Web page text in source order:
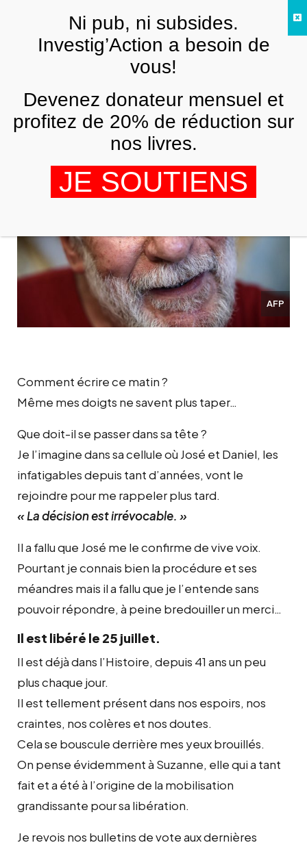
AFP
Les yeux mouillés
CHARLES HOAREAU 21 JUILLET 2025
Comment écrire ce matin ?
Même mes doigts ne savent plus taper…
Que doit-il se passer dans sa tête ?
Je l’imagine dans sa cellule où José et Daniel, les
infatigables depuis tant d’années, vont le
rejoindre pour me rappeler plus tard.
« La décision est irrévocable. »
Il a fallu que José me le confirme de vive voix.
Pourtant je connais bien la procédure et ses
méandres mais il a fallu que je l’entende sans
pouvoir répondre, à peine bredouiller un merci…
Il est libéré le 25 juillet.
Il est déjà dans l’Histoire, depuis 41 ans un peu
plus chaque jour.
Il est tellement présent dans nos espoirs, nos
craintes, nos colères et nos doutes.
Cela se bouscule derrière mes yeux brouillés.
On pense évidemment à Suzanne, elle qui a tant
fait et a été à l’origine de la mobilisation
grandissante pour sa libération.
Je revois nos bulletins de vote aux dernières
FRNi pub, ni subsides.
Investig’Action a besoin de
vous!
Devenez donateur mensuel et
profitez de 20% de réduction sur
nos livres.
JE SOUTIENS